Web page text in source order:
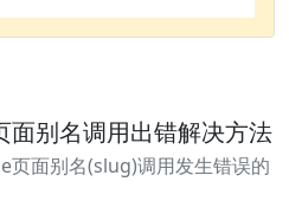
别名调用出错解决方法
面别名(slug)调用发生错误的